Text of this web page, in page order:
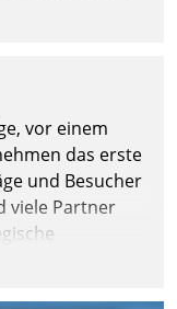
und weitere
vor einem
das erste
und Besucher
viele Partner